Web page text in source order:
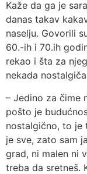
Kaže da ga je
danas takav
naselju. Govorili
60.-ih i 70.ih
rekao i šta za
nekada
– Jedino za čime
pošto je
nostalgično, to je
je sve, zato sam
grad, ni malen ni
treba da sretneš.